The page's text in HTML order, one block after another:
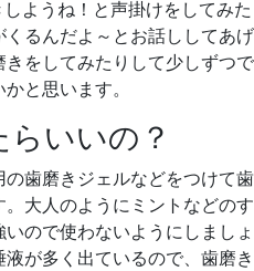
ようね！と声掛けをしてみた
るんだよ～とお話ししてあげ
をしてみたりして少しずつで
と思います。
いいの？
歯磨きジェルなどをつけて歯
大人のようにミントなどのす
ので使わないようにしましょ
が多く出ているので、歯磨き